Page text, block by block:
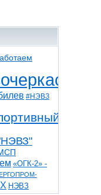
#НЭВЗ
«ОГК-2» -
НЭВЗ